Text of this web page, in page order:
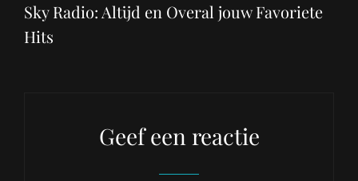
Sky Radio: Altijd en Overal jouw Favoriete
Hits
Geef een reactie